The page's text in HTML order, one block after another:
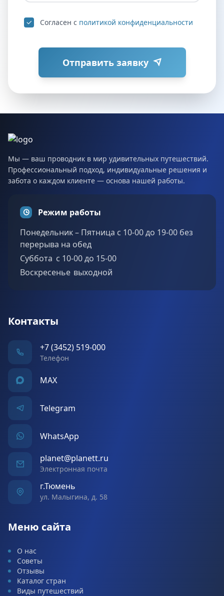
Согласен с политикой конфиденциальности
Отправить заявку
Мы — ваш проводник в мир удивительных путешествий.
Профессиональный подход, индивидуальные решения и
забота о каждом клиенте — основа нашей работы.
Режим работы
Понедельник – Пятница с 10-00 до 19-00 без
перерыва на обед
Суббота c 10-00 до 15-00
Воскресенье выходной
Контакты
+7 (3452) 519-000
Телефон
MAX
Telegram
WhatsApp
planet@planett.ru
Электронная почта
г.Тюмень
ул. Малыгина, д. 58
Меню сайта
О нас
Советы
Отзывы
Каталог стран
Виды путешествий